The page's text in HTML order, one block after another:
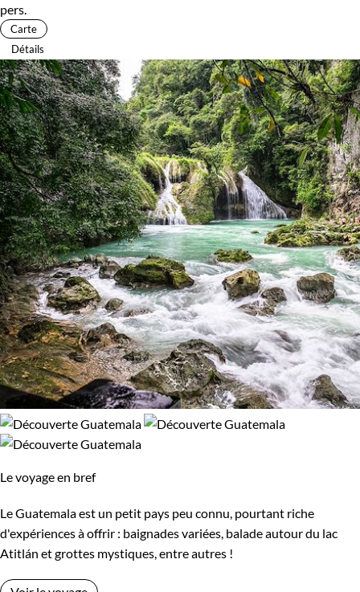
pers.
Carte
Détails
Le voyage en bref
Le Guatemala est un petit pays peu connu, pourtant riche
d'expériences à offrir : baignades variées, balade autour du lac
Atitlán et grottes mystiques, entre autres !